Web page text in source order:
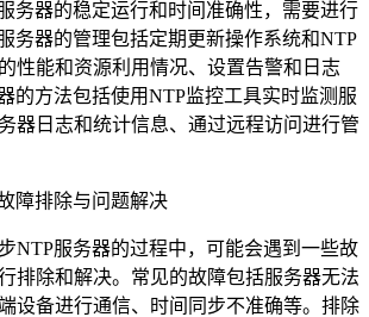
器的稳定运行和时间准确性，需要进行
务器的管理包括定期更新操作系统和NTP
性能和资源利用情况、设置告警和日志
的方法包括使用NTP监控工具实时监测服
器日志和统计信息、通过远程访问进行管
排除与问题解决
服务器的过程中，可能会遇到一些故
排除和解决。常见的故障包括服务器无法
设备进行通信、时间同步不准确等。排除